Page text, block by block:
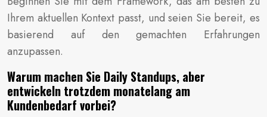
Ihrem aktuellen Kontext passt, und seien Sie bereit, es
basierend auf den gemachten Erfahrungen
anzupassen.
Warum machen Sie Daily Standups, aber
entwickeln trotzdem monatelang am
Kundenbedarf vorbei?